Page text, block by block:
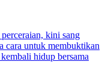
kini sang
cara untuk membuktikan
hidup bersama